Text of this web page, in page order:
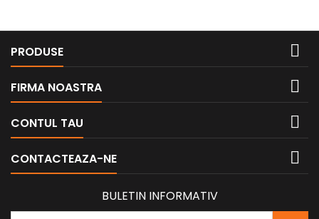
PRODUSE 
FIRMA NOASTRA 
CONTUL TAU 
CONTACTEAZA-NE 
BULETIN INFORMATIV